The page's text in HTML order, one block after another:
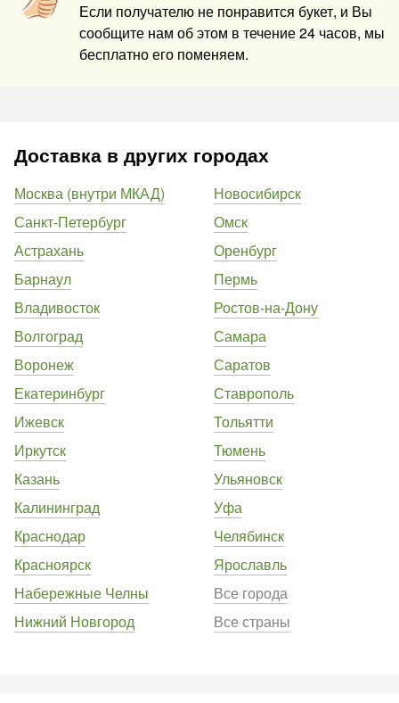
Если получателю не понравится букет, и Вы
сообщите нам об этом в течение 24 часов, мы
бесплатно его поменяем.
Доставка в других городах
Москва (внутри МКАД)
Санкт-Петербург
Астрахань
Барнаул
Владивосток
Волгоград
Воронеж
Екатеринбург
Ижевск
Иркутск
Казань
Калининград
Краснодар
Красноярск
Набережные Челны
Нижний Новгород
Новосибирск
Омск
Оренбург
Пермь
Ростов-на-Дону
Самара
Саратов
Ставрополь
Тольятти
Тюмень
Ульяновск
Уфа
Челябинск
Ярославль
Все города
Все страны